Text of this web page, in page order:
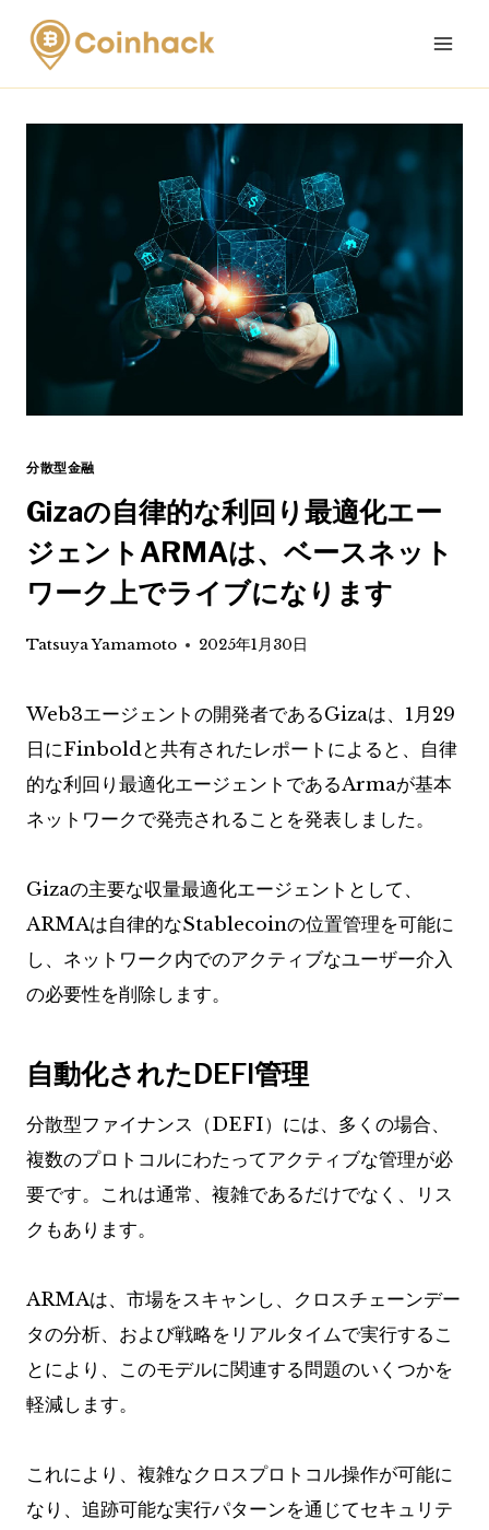
Skip
content
分散型金融
Gizaの自律的な利回り最適化エー
ジェントARMAは、ベースネット
ワーク上でライブになります
Tatsuya Yamamoto 2025年1月30日
Web3エージェントの開発者であるGizaは、1月29
日にFinboldと共有されたレポートによると、自律
的な利回り最適化エージェントであるArmaが基本
ネットワークで発売されることを発表しました。
Gizaの主要な収量最適化エージェントとして、
ARMAは自律的なStablecoinの位置管理を可能に
し、ネットワーク内でのアクティブなユーザー介入
の必要性を削除します。
自動化されたDEFI管理
分散型ファイナンス（DEFI）には、多くの場合、
複数のプロトコルにわたってアクティブな管理が必
要です。これは通常、複雑であるだけでなく、リス
クもあります。
ARMAは、市場をスキャンし、クロスチェーンデー
タの分析、および戦略をリアルタイムで実行するこ
とにより、このモデルに関連する問題のいくつかを
軽減します。
これにより、複雑なクロスプロトコル操作が可能に
なり、追跡可能な実行パターンを通じてセキュリテ